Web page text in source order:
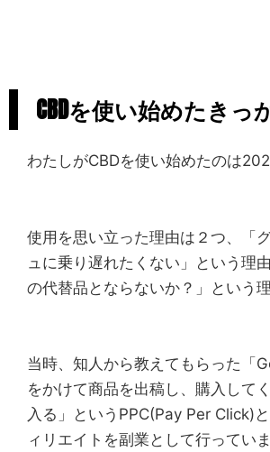
CBDを使い始めたきっ
わたしがCBDを使い始めたのは
使用を思い立った理由は２つ、「
ュに乗り遅れたくない」という理
の代替品とならないか？」という理
当時、知人から教えてもらった「
をかけて商品を出稿し、購入して
入る」というPPC(Pay Per Click)
ィリエイトを副業として行っていま